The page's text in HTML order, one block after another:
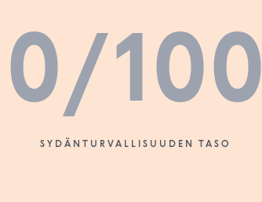
0/100
SYDÄNTURVALLISUUDEN TASO